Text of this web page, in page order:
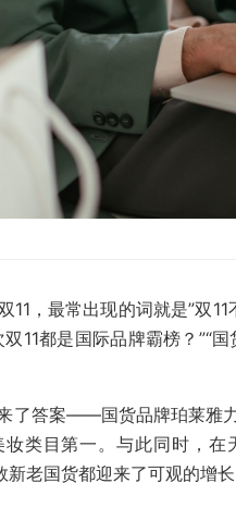
，最常出现的词就是”双11
11都是国际品牌霸榜？”“
了答案——国货品牌珀莱雅
类目第一。与此同时，
老国货都迎来了可观的增长